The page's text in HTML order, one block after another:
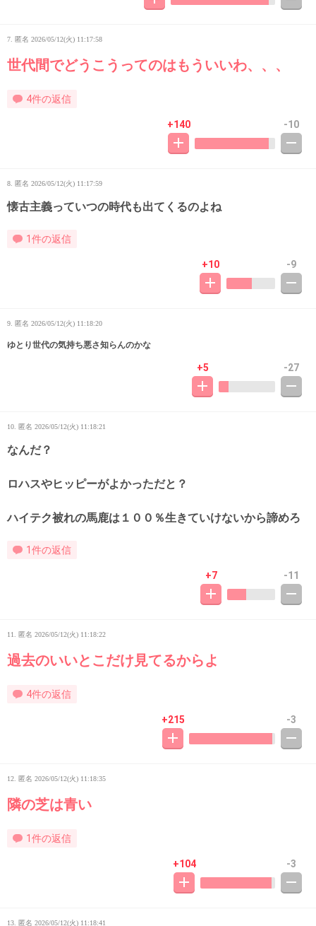
7. 匿名 2026/05/12(火) 11:17:58
世代間でどうこうってのはもういいわ、、、
4件の返信
+140 -10
8. 匿名 2026/05/12(火) 11:17:59
懐古主義っていつの時代も出てくるのよね
1件の返信
+10 -9
9. 匿名 2026/05/12(火) 11:18:20
ゆとり世代の気持ち悪さ知らんのかな
+5 -27
10. 匿名 2026/05/12(火) 11:18:21
なんだ？
ロハスやヒッピーがよかっただと？
ハイテク被れの馬鹿は１００％生きていけないから諦めろ
1件の返信
+7 -11
11. 匿名 2026/05/12(火) 11:18:22
過去のいいとこだけ見てるからよ
4件の返信
+215 -3
12. 匿名 2026/05/12(火) 11:18:35
隣の芝は青い
1件の返信
+104 -3
13. 匿名 2026/05/12(火) 11:18:41